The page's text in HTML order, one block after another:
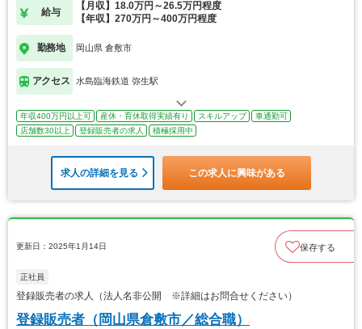
給与
【月収】18.0万円～26.5万円程度
【年収】270万円～400万円程度
勤務地 岡山県 倉敷市
アクセス 水島臨海鉄道 弥生駅
年収400万円以上可 産休・育休取得実績有り スキルアップ
車通勤可
店舗数30以上
登録販売者の求人 積極採用中
求人の詳細を見る この求人に興味がある
更新日：2025年1月14日 保存する
正社員
登録販売者の求人（法人名非公開 ※詳細はお問合せください）
登録販売者（岡山県倉敷市／総合職）